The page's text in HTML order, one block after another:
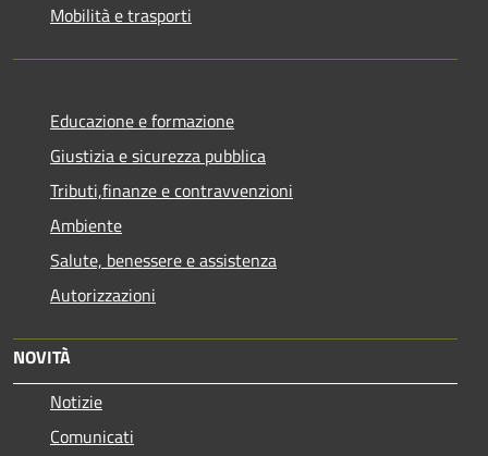
Mobilità e trasporti
Educazione e formazione
Giustizia e sicurezza pubblica
Tributi,finanze e contravvenzioni
Ambiente
Salute, benessere e assistenza
Autorizzazioni
NOVITÀ
Notizie
Comunicati